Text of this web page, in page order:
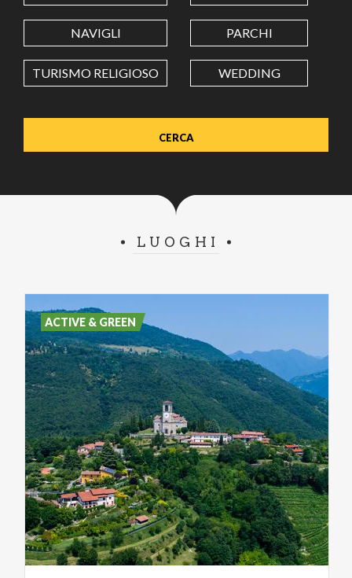
LONGITUDINE
Value in decimal degrees. Use dot (.) as decimal separator.
NAVIGLI PARCHI
TURISMO RELIGIOSO WEDDING
LUOGHI
ACTIVE & GREEN